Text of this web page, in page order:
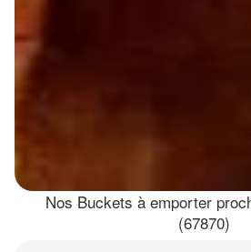
Nos Buckets à emporter
(67870)